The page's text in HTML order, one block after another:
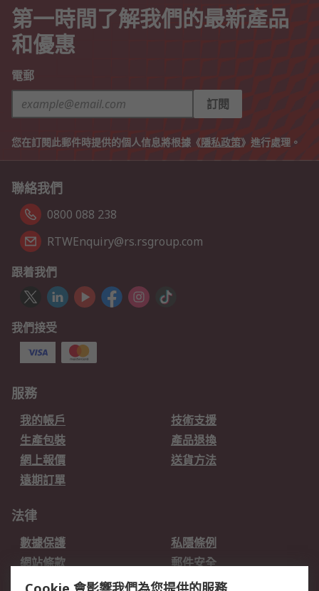
第一時間了解我們的最新產品
和優惠
電郵
訂閱
您在訂閱此郵件時提供的個人信息將根據《隱私政策》進行處理。
聯絡我們
0800 088 238
RTWEnquiry@rs.rsgroup.com
跟着我們
我們接受
服務
我的帳戶
技術支援
生產包裝
產品退換
網上報價
送貨方法
遠期訂單
法律
數據保護
私隱條例
網站條款
郵件安全
销售条款和条件